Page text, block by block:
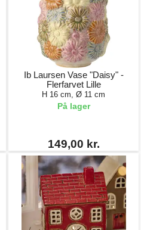
Ib Laursen Vase "Daisy" -
Flerfarvet Lille
H 16 cm, Ø 11 cm
På lager
149,00 kr.